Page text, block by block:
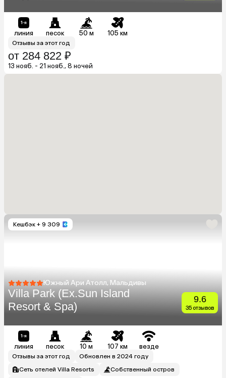
линия песок 50 м 105 км
Отзывы за этот год
от 284 822 ₽
13 нояб. - 21 нояб., 8 ночей
Кешбэк + 9 309
Южный Ари Атолл, Мальдивы
Villa Park (Ex.Sun Island
Resort & Spa)
9.6
35 отзывов
линия песок 10 м 107 км везде
Отзывы за этот год
Обновлен в 2024 году
Сеть отелей Villa Resorts
Собственный остров